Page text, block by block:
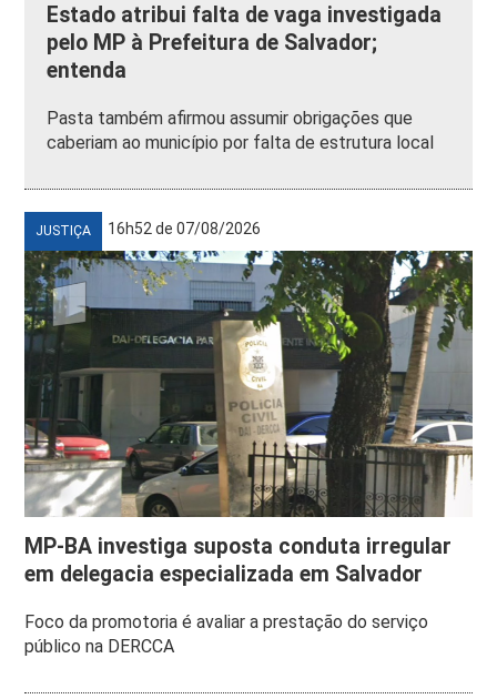
Estado atribui falta de vaga investigada
pelo MP à Prefeitura de Salvador;
entenda
Pasta também afirmou assumir obrigações que
caberiam ao município por falta de estrutura local
JUSTIÇA 16h52 de 07/08/2026
MP-BA investiga suposta conduta irregular
em delegacia especializada em Salvador
Foco da promotoria é avaliar a prestação do serviço
público na DERCCA